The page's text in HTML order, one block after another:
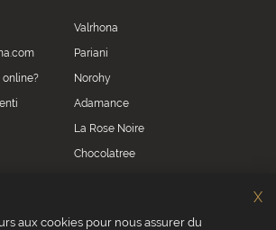
online?
Valrhona
Pariani
Norohy
Adamance
La Rose Noire
Chocolatree
aux cookies pour nous assurer du
X